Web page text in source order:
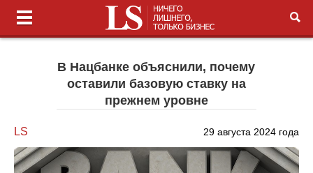
В Нацбанке объяснили, почему
оставили базовую ставку на
прежнем уровне
LS 29 августа 2024 года